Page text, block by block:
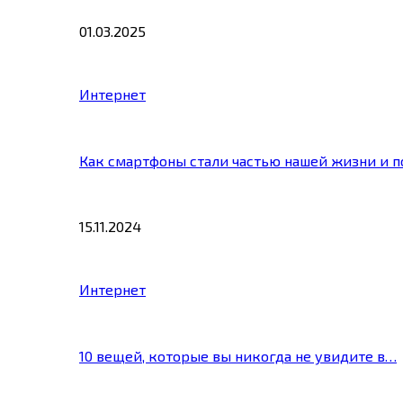
01.03.2025
Интернет
Как смартфоны стали частью нашей жизни и
15.11.2024
Интернет
10 вещей, которые вы никогда не увидите в…